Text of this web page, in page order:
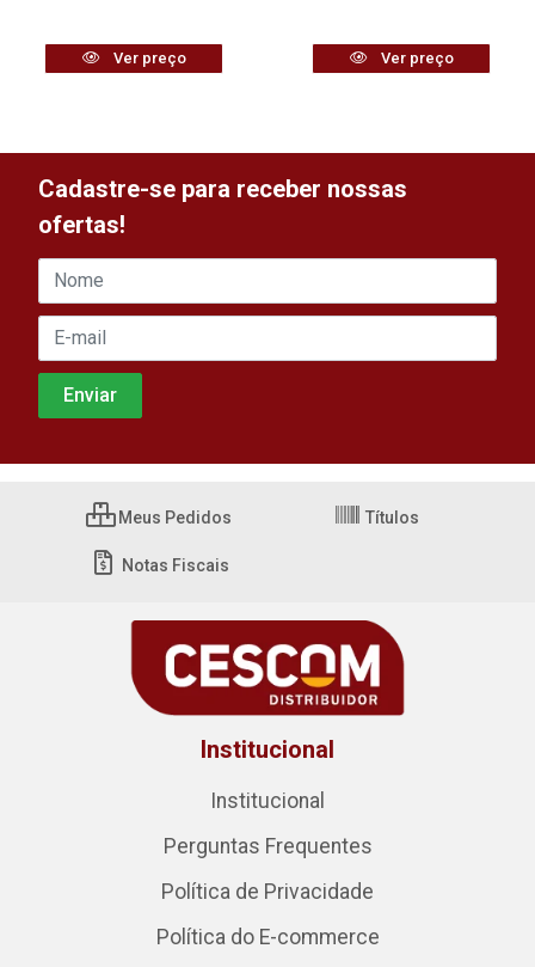
Ver preço Ver preço
Cadastre-se para receber nossas
ofertas!
Meus Pedidos Títulos
Notas Fiscais
Institucional
Institucional
Perguntas Frequentes
Política de Privacidade
Política do E-commerce